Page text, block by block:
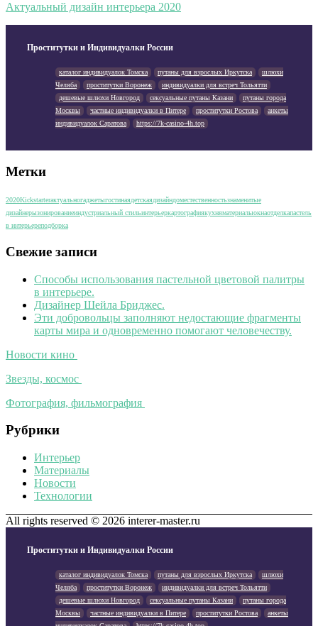
Актуальный дизайн интерьера 2020
Проститутки и Индивидуалки России
каталог индивидуалок Томска путаны для взрослых Иркутска
шлюхи
Челяба
проститутки Воронеж
индивидуалки для встреч Тольятти
дешевые шлюхи Новгород
сексуальные путаны Казани
путаны города
Москвы
частные индивидуалки в Питере проститутки Ростова
анкеты
индивидуалок Саратова
https://7k-casino-4h.top
Метки
2020Kickstarterактуальногаджетыгостинаядетскаядизайндоместественностьзнаменитые
дизайнерызонированиеиндустриальный стильинтерьеркартографиякухняматериалыокнаотделкапастель
в интерьереподборка
Свежие записи
Способы использования пастельной цветовой палитры
в интерьере.
Дизайнер Шейла Бриджес.
Эти добровольцы заполняют недостающие фрагменты
карты мира и одновременно помогают человечеству.
Новости кино
Звезды, космос
Фотография, фильмография
Рубрики
Интерьер
Материалы
Новости
Технологии
All rights reserved © 2026 interer-master.ru
Проститутки и Индивидуалки России
каталог индивидуалок Томска путаны для взрослых Иркутска
шлюхи
Челяба
проститутки Воронеж
индивидуалки для встреч Тольятти
дешевые шлюхи Новгород
сексуальные путаны Казани
путаны города
Москвы
частные индивидуалки в Питере проститутки Ростова
анкеты